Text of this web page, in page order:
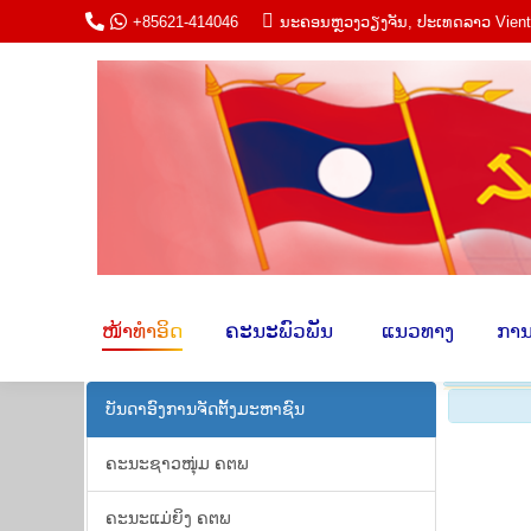
+85621-414046 ນະ​ຄອນຫຼວງວຽງ​ຈັນ, ປະ​ເທດ​ລາວ
ໜ້າ​ທຳ​ອິດ ຄະ​ນະພົວ​ພັນ​ ​ ແນວ​ທາງ​ ກາ
ບັນ​ດາ​ອົງ​ການ​ຈັດ​ຕັ້ງ​ມະ​ຫາ​ຊົນ
ຄະ​ນະ​ຊາວ​ໜຸ່ມ​ ຄ​ຕ​ພ
ຄະ​ນະ​ແມ່​ຍິງ ຄ​ຕ​ພ
ໜ້າ​ທຳ​ອິດ ຄະ​ນະພົວ​ພັນ​ ແນວ​ທ